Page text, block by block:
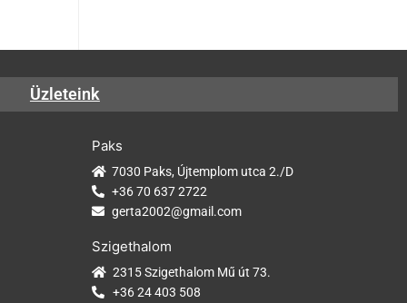
Üzleteink
Paks
7030 Paks, Újtemplom utca 2./D
+36 70 637 2722
gerta2002@gmail.com
Szigethalom
2315 Szigethalom Mű út 73.
+36 24 403 508